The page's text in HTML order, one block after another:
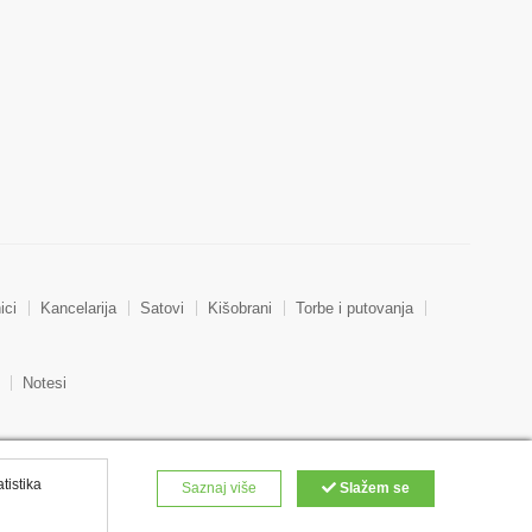
Kancelarija Satovi Kišobrani
Torbe i putovanja
Notesi
Saznaj više Slažem se